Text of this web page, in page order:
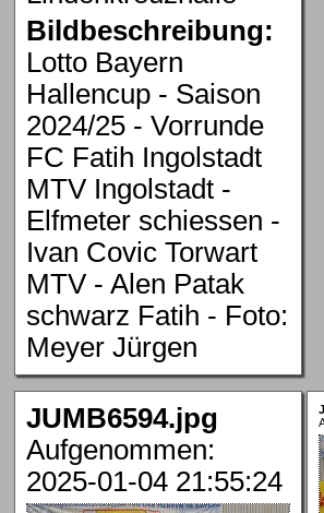
Bildbeschreibung:
Lotto Bayern
Hallencup - Saison
2024/25 - Vorrunde
FC Fatih Ingolstadt
MTV Ingolstadt -
Elfmeter schiessen -
Ivan Covic Torwart
MTV - Alen Patak
schwarz Fatih - Foto:
Meyer Jürgen
JUMB6594.jpg
Aufgenommen:
2025-01-04 21:55:24